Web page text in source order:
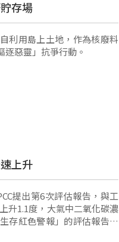
存場
利用島上土地，作為核廢料
惡靈」抗爭行動。
上升
提出第6次評估報告，與工
升1.1度，大氣中二氧化碳濃
存紅色警報」的評估報告，